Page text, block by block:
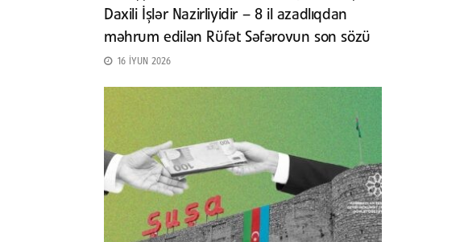
Daxili İşlər Nazirliyidir – 8 il azadlıqdan
məhrum edilən Rüfət Səfərovun son sözü
16 İYUN 2026